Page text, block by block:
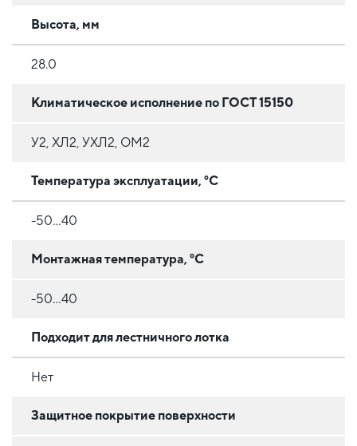
Высота, мм
28.0
Климатическое исполнение по ГОСТ 15150
У2, ХЛ2, УХЛ2, ОМ2
Температура эксплуатации, °C
-50...40
Монтажная температура, °C
-50...40
Подходит для лестничного лотка
Нет
Защитное покрытие поверхности